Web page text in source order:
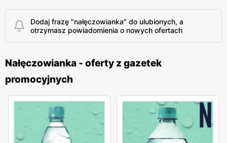
Dodaj frazę "nałęczowianka" do ulubionych, a
otrzymasz powiadomienia o nowych ofertach
Nałęczowianka - oferty z gazetek
promocyjnych